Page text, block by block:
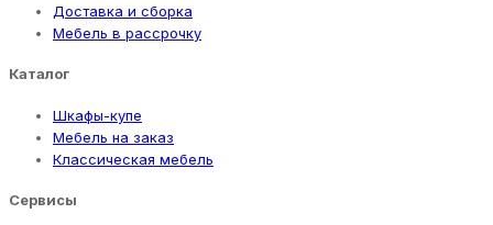
Доставка и сборка
Мебель в рассрочку
Каталог
Шкафы-купе
Мебель на заказ
Классическая мебель
Сервисы